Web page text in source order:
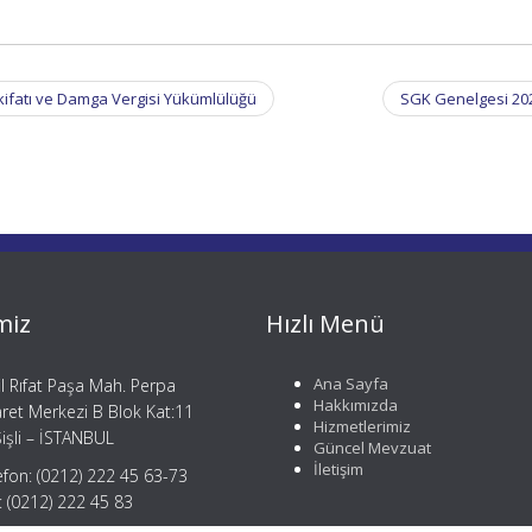
ve Damga Vergisi Yükümlülüğü SGK Genelgesi
Rıfat Paşa Mah. Perpa
Merkezi B Blok Kat:11
– İSTANBUL
(0212) 222 45 63-73
(0212) 222 45 83
Hızlı Menü
Ana Sayfa
Hakkımızda
Hizmetlerimiz
Güncel Mevzuat
İletişim